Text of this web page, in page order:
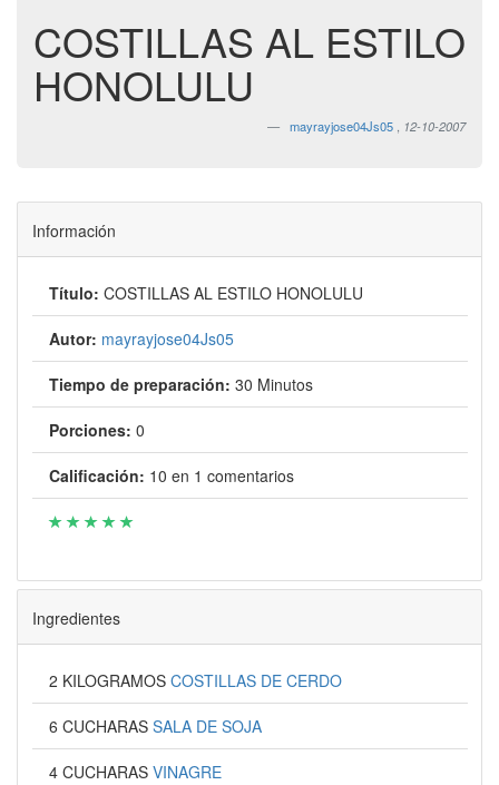
COSTILLAS AL ESTILO
HONOLULU
mayrayjose04Js05 12-10-2007
Información
Título: COSTILLAS AL ESTILO HONOLULU
Autor: mayrayjose04Js05
Tiempo de preparación: 30 Minutos
Porciones: 0
Calificación: 10 en 1 comentarios
Ingredientes
2 KILOGRAMOS COSTILLAS DE CERDO
6 CUCHARAS SALA DE SOJA
4 CUCHARAS VINAGRE